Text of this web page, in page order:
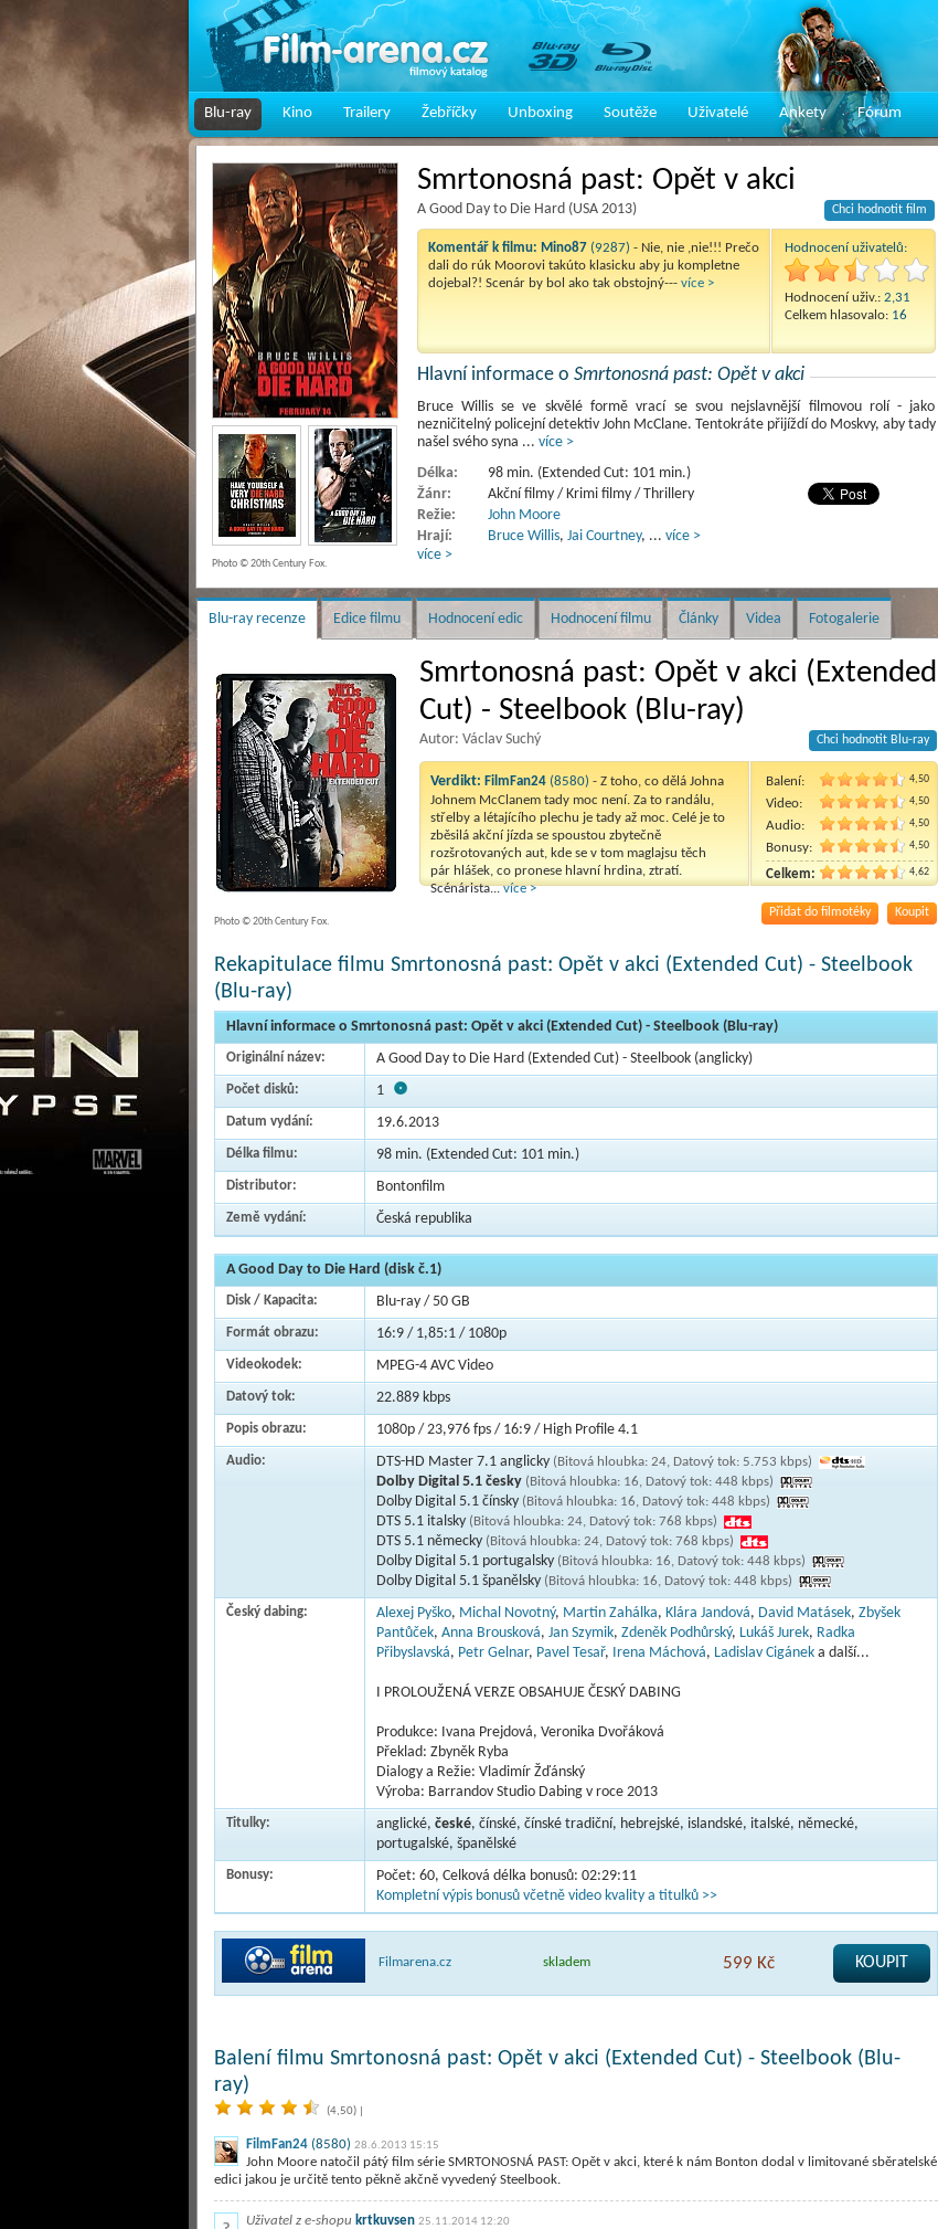
Blu-ray Kino Trailery Žebříčky Unboxing Soutěže Uživatelé Ankety Fórum
Smrtonosná past: Opět v akci
A Good Day to Die Hard (USA 2013) Chci hodnotit film
Komentář k filmu: Mino87 (9287) - Nie, nie ,nie!!! Prečo
dali do rúk Moorovi takúto klasicku aby ju kompletne
dojebal?! Scenár by bol ako tak obstojný--- více >
Hodnocení uživatelů:
Hodnocení uživ.: 2,31
Celkem hlasovalo: 16
Hlavní informace o Smrtonosná past: Opět v akci
Bruce Willis se ve skvělé formě vrací se svou nejslavnější filmovou rolí - jako
nezničitelný policejní detektiv John McClane. Tentokráte přijíždí do Moskvy, aby tady
našel svého syna ... více >
Délka:
98 min. (Extended Cut: 101 min.)
Žánr:
Akční filmy / Krimi filmy / Thrillery
Režie:
John Moore
Hrají:
Bruce Willis, Jai Courtney, ... více >
více >
Photo © 20th Century Fox.
Blu-ray recenze Edice filmu Hodnocení edic Hodnocení filmu Články Videa Fotogalerie
Smrtonosná past: Opět v akci (Extended
Cut) - Steelbook (Blu-ray)
Autor: Václav Suchý Chci hodnotit Blu-ray
Verdikt: FilmFan24 (8580) - Z toho, co dělá Johna
Johnem McClanem tady moc není. Za to randálu,
střelby a létajícího plechu je tady až moc. Celé je to
zběsilá akční jízda se spoustou zbytečně
rozšrotovaných aut, kde se v tom maglajsu těch
pár hlášek, co pronese hlavní hrdina, ztratí.
Scénárista...více >
Balení: 4,50
Video: 4,50
Audio: 4,50
Bonusy: 4,50
Celkem: 4,62
Koupit
Přidat do filmotéky
Photo © 20th Century Fox.
Rekapitulace filmu Smrtonosná past: Opět v akci (Extended Cut) - Steelbook
(Blu-ray)
Hlavní informace o Smrtonosná past: Opět v akci (Extended Cut) - Steelbook (Blu-ray)
Originální název: A Good Day to Die Hard (Extended Cut) - Steelbook (anglicky)
Počet disků: 1
Datum vydání: 19.6.2013
Délka filmu: 98 min. (Extended Cut: 101 min.)
Distributor: Bontonfilm
Země vydání: Česká republika
A Good Day to Die Hard (disk č.1)
Disk / Kapacita: Blu-ray / 50 GB
Formát obrazu: 16:9 / 1,85:1 / 1080p
Videokodek: MPEG-4 AVC Video
Datový tok: 22.889 kbps
Popis obrazu: 1080p / 23,976 fps / 16:9 / High Profile 4.1
Audio: DTS-HD Master 7.1 anglicky (Bitová hloubka: 24, Datový tok: 5.753 kbps)
Dolby Digital 5.1 česky (Bitová hloubka: 16, Datový tok: 448 kbps)
Dolby Digital 5.1 čínsky (Bitová hloubka: 16, Datový tok: 448 kbps)
DTS 5.1 italsky (Bitová hloubka: 24, Datový tok: 768 kbps)
DTS 5.1 německy (Bitová hloubka: 24, Datový tok: 768 kbps)
Dolby Digital 5.1 portugalsky (Bitová hloubka: 16, Datový tok: 448 kbps)
Dolby Digital 5.1 španělsky (Bitová hloubka: 16, Datový tok: 448 kbps)
Český dabing: Alexej Pyško, Michal Novotný, Martin Zahálka, Klára Jandová, David Matásek, Zbyšek
Pantůček, Anna Brousková, Jan Szymik, Zdeněk Podhůrský, Lukáš Jurek, Radka
Přibyslavská, Petr Gelnar, Pavel Tesař, Irena Máchová, Ladislav Cigáneka další...
I PROLOUŽENÁ VERZE OBSAHUJE ČESKÝ DABING
Produkce: Ivana Prejdová, Veronika Dvořáková
Překlad: Zbyněk Ryba
Dialogy a Režie: Vladimír Žďánský
Výroba: Barrandov Studio Dabing v roce 2013
Titulky: anglické, české, čínské, čínské tradiční, hebrejské, islandské, italské, německé,
portugalské, španělské
Bonusy:
Počet: 60, Celková délka bonusů: 02:29:11
Kompletní výpis bonusů včetně video kvality a titulků >>
Filmarena.cz skladem 599 Kč KOUPIT
Balení filmu Smrtonosná past: Opět v akci (Extended Cut) - Steelbook (Blu-
ray)
(4,50)|
FilmFan24 (8580) 28.6.2013 15:15
John Moore natočil pátý film série SMRTONOSNÁ PAST: Opět v akci, které k nám Bonton dodal v limitované sběratelské
edici jakou je určitě tento pěkně akčně vyvedený Steelbook.
Uživatel z e-shopu krtkuvsen 25.11.2014 12:20